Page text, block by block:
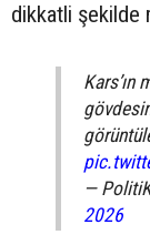
dikkatli şekilde
Kars’ın
—
2026